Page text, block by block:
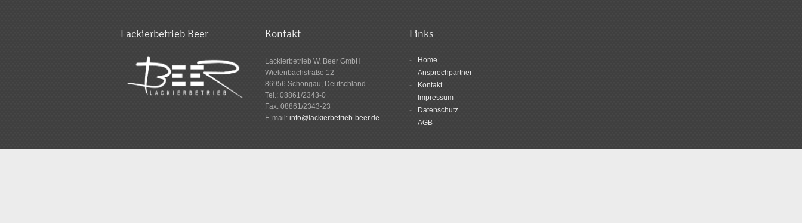
Lackierbetrieb Beer Kontakt
Lackierbetrieb W. Beer GmbH
Wielenbachstraße 12
86956 Schongau, Deutschland
Tel.: 08861/2343-0
Fax: 08861/2343-23
E-mail:info@lackierbetrieb-beer.de
Links
Home
Ansprechpartner
Kontakt
Impressum
Datenschutz
AGB